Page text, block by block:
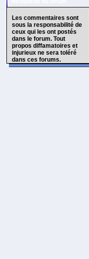
Les commentaires sont
sous la responsabilité de
ceux qui les ont postés
dans le forum. Tout
propos diffamatoires et
injurieux ne sera toléré
dans ces forums.